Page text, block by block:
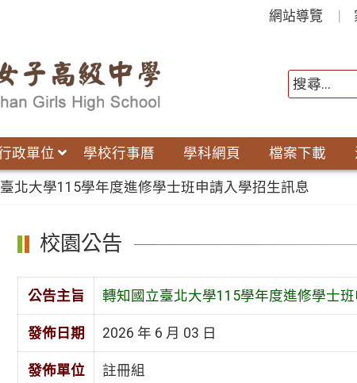
網站導覽
政單位 學校行事曆 學科網頁 檔案下載
北大學115學年度進修學士班申請入學招生訊息
校園公告
公告主旨 轉知國立臺北大學115學年度進修學士
發佈日期 2026 年 6 月 03 日
發佈單位 註冊組